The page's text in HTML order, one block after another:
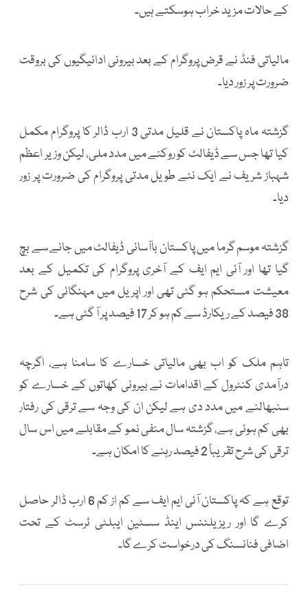
کے حالات مزید خراب ہوسکتے ہیں۔
مالیاتی فنڈ نے قرض پروگرام کے بعد بیرونی ادائیگیوں کی بروقت
ضرورت پر زور دیا۔
گزشتہ ماہ پاکستان نے قلیل مدتی 3 ارب ڈالر کا پروگرام مکمل
کیا تھا جس سے ڈیفالٹ کو روکنے میں مدد ملی، لیکن وزیر اعظم
شہباز شریف نے ایک نئے طویل مدتی پروگرام کی ضرورت پر زور
دیا۔
گزشتہ موسم گرما میں پاکستان باآسانی ڈیفالٹ میں جانے سے بچ
گیا تھا اور آئی ایم ایف کے آخری پروگرام کی تکمیل کے بعد
معیشت مستحکم ہو گئی تھی اور اپریل میں مہنگائی کی شرح
38 فیصد کے ریکارڈ سے کم ہو کر 17 فیصد پر آ گئی ہے۔
تاہم ملک کو اب بھی مالیاتی خسارے کا سامنا ہے، اگرچہ
درآمدی کنٹرول کے اقدامات نے بیرونی کھاتوں کے خسارے کو
سنبھالنے میں مدد دی ہے لیکن ان کی وجہ سے ترقی کی رفتار
بھی کم ہوئی ہے، گزشتہ سال منفی نمو کے مقابلے میں اس سال
ترقی کی شرح تقریباً 2 فیصد رہنے کا امکان ہے۔
توقع ہے کہ پاکستان آئی ایم ایف سے کم از کم 6 ارب ڈالر حاصل
کرے گا اور ریزیلئنس اینڈ سسٹین ایبلٹی ٹرسٹ کے تحت
اضافی فنانسنگ کی درخواست کرے گا۔